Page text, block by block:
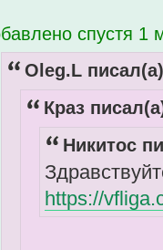
спустя 1
Oleg.L
Краз
Никитос
https://